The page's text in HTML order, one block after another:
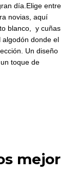
día.Elige entre
novias, aquí
blanco, y cuñas
donde el
Un diseño
toque de
mejor